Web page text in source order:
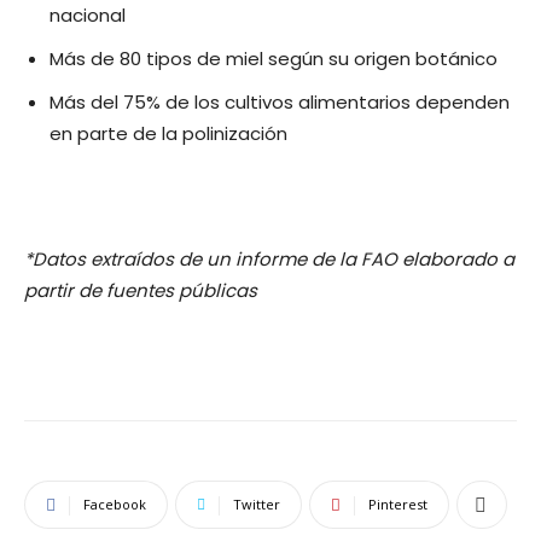
nacional
Más de 80 tipos de miel según su origen botánico
Más del 75% de los cultivos alimentarios dependen
en parte de la polinización
*Datos extraídos de un informe de la FAO elaborado a
partir de fuentes públicas
Facebook Twitter Pinterest